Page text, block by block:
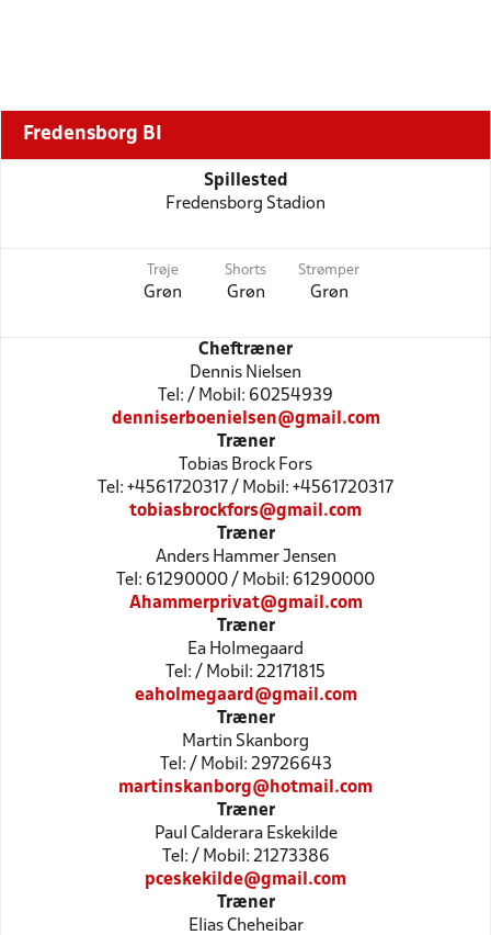
Fredensborg BI
Spillested
Fredensborg Stadion
Trøje
Grøn
Shorts
Grøn
Strømper
Grøn
Cheftræner
Dennis Nielsen
Tel: / Mobil: 60254939
denniserboenielsen@gmail.com
Træner
Tobias Brock Fors
Tel: +4561720317 / Mobil: +4561720317
tobiasbrockfors@gmail.com
Træner
Anders Hammer Jensen
Tel: 61290000 / Mobil: 61290000
Ahammerprivat@gmail.com
Træner
Ea Holmegaard
Tel: / Mobil: 22171815
eaholmegaard@gmail.com
Træner
Martin Skanborg
Tel: / Mobil: 29726643
martinskanborg@hotmail.com
Træner
Paul Calderara Eskekilde
Tel: / Mobil: 21273386
pceskekilde@gmail.com
Træner
Elias Cheheibar